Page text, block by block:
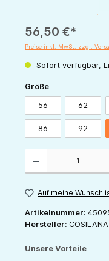
56,50 €*
Preise inkl. MwSt. zzgl.
Sofort verfügbar,
Größeauswählen
56 62
86 92
Auf meine
Artikelnummer:
Hersteller: COSILANA
Unsere Vorteile